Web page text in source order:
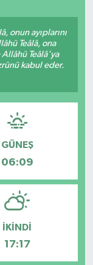
onun ayıplarını
Teâlâ, ona
Teâlâ'ya
kabul eder.
GÜNEŞ
06:09
İKINDI
17:17